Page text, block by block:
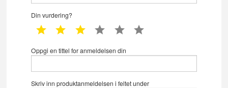
Din vurdering?
1 star 2 star 3 star 4 star 5 star
Oppgi en tittel for anmeldelsen din
Skriv inn produktanmeldelsen i feltet under